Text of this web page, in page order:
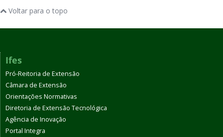
Voltar para o topo
Ifes
Pró-Reitoria de Extensão
Câmara de Extensão
Orientações Normativas
Diretoria de Extensão Tecnológica
Agência de Inovação
Portal Integra